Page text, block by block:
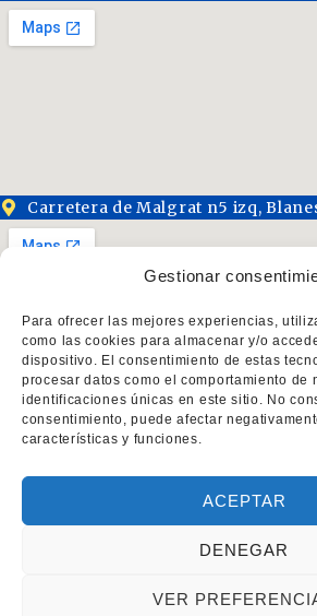
Gestionar
Para ofrecer las mejores experiencias,
como las cookies para almacenar y/o
dispositivo. El consentimiento de estas
procesar datos como el comportamiento de
identificaciones únicas en este sitio. No
consentimiento, puede afectar
características y funciones.
ACEPTAR
DENEGAR
VER
Carretera de Malgrat n5 izq,
Acceso rápido
Servicios
Trámites de extranjería y nacionalidad
Pinterest